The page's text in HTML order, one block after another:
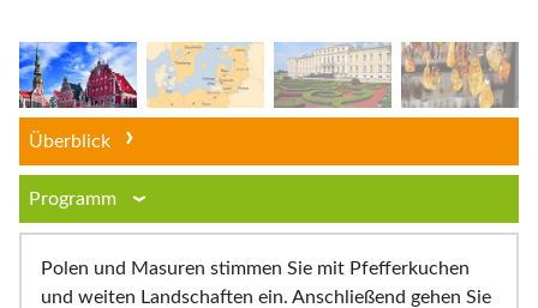
Überblick
Programm
Polen und Masuren stimmen Sie mit Pfefferkuchen
und weiten Landschaften ein. Anschließend gehen Sie